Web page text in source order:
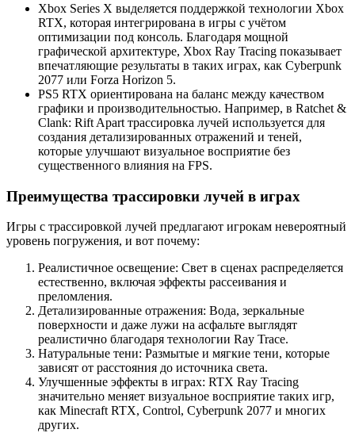
Xbox Series X выделяется поддержкой технологии Xbox
RTX, которая интегрирована в игры с учётом
оптимизации под консоль. Благодаря мощной
графической архитектуре, Xbox Ray Tracing показывает
впечатляющие результаты в таких играх, как Cyberpunk
2077 или Forza Horizon 5.
PS5 RTX ориентирована на баланс между качеством
графики и производительностью. Например, в Ratchet &
Clank: Rift Apart трассировка лучей используется для
создания детализированных отражений и теней,
которые улучшают визуальное восприятие без
существенного влияния на FPS.
Преимущества трассировки лучей в играх
Игры с трассировкой лучей предлагают игрокам невероятный
уровень погружения, и вот почему:
Реалистичное освещение: Свет в сценах распределяется
естественно, включая эффекты рассеивания и
преломления.
Детализированные отражения: Вода, зеркальные
поверхности и даже лужи на асфальте выглядят
реалистично благодаря технологии Ray Trace.
Натуральные тени: Размытые и мягкие тени, которые
зависят от расстояния до источника света.
Улучшенные эффекты в играх: RTX Ray Tracing
значительно меняет визуальное восприятие таких игр,
как Minecraft RTX, Control, Cyberpunk 2077 и многих
других.